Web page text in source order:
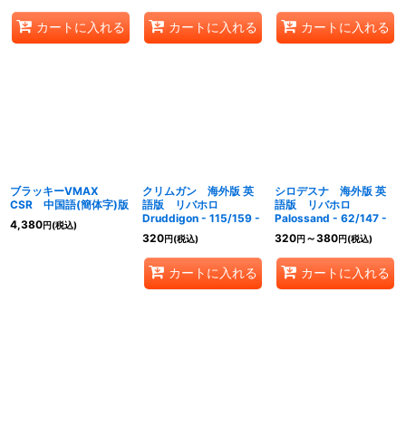
カートに入れる カートに入れる カートに入れる
ブラッキーVMAX
CSR 中国語(簡体字)版
4,380円(税込)
クリムガン 海外版 英
語版 リバホロ
Druddigon - 115/159 -
320円(税込)
カートに入れる
シロデスナ 海外版 英
語版 リバホロ
Palossand - 62/147 -
320円～380円(税込)
カートに入れる